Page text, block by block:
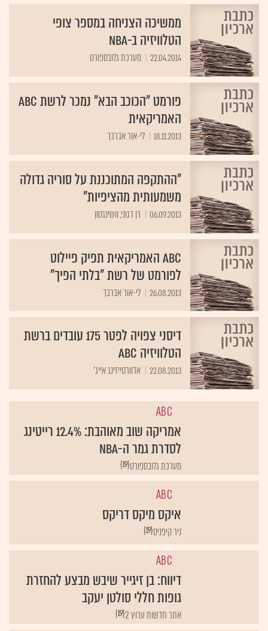
ממשיכה הצניחה במספר צופי
הטלוויזיה ב-NBA
22.04.2014 מערכת גלובספורט
פורמט "הכוכב הבא" נמכר לרשת ABC
האמריקאית
18.11.2013 לי-אור אברבך
"ההתקפה המתוכננת על סוריה גדולה
משמעותית מהציפיות"
06.09.2013 רן דגוני, וושינגטון
ABC האמריקאית תפיק פיילוט
לפורמט של רשת "בלתי הפיך"
26.08.2013 לי-אור אברבך
דיסני צפויה לפטר 175 עובדים ברשת
הטלוויזיה ABC
22.08.2013 אדוורטייזינג אייג'
ABC
אמריקה שוב מאוהבת: 12.4% רייטינג
לסדרת גמר ה-NBA
{19}מערכת גלובספורט
ABC
איקס מיקס דריקס
{19}ניר קיפניס
ABC
דיווח: בן זיגייר שיבש מבצע להחזרת
גופות חללי סולטן יעקב
{19} אתר חדשות ערוץ 2